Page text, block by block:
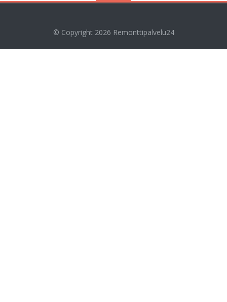
© Copyright 2026 Remonttipalvelu24